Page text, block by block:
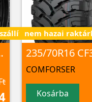
3 - 7 nap alatt
3PMSF
nem hazai
COMFORSER
Kosárba